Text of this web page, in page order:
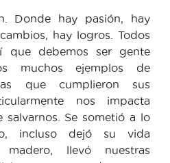
Donde hay pasión, hay
hay logros. Todos
que debemos ser gente
muchos ejemplos de
que cumplieron sus
nos impacta
Se sometió a lo
incluso dejó su vida
llevó nuestras